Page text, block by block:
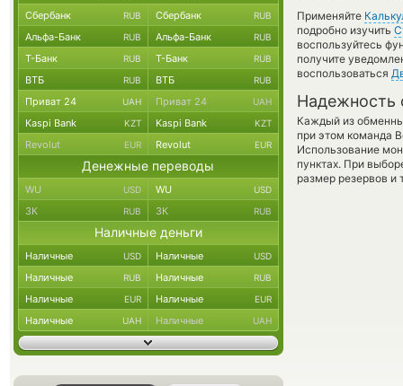
Применяйте
подробно изучить
воспользуйтесь
получите
воспользоваться
Надежность
Каждый из
при этом команда
Использование
пунктах. При
размер резервов и
Сбербанк RUB Сбербанк RUB
Альфа-Банк RUB Альфа-Банк RUB
Т-Банк RUB Т-Банк RUB
ВТБ RUB ВТБ RUB
Приват 24 UAH Приват 24 UAH
Kaspi Bank KZT Kaspi Bank KZT
Revolut EUR Revolut EUR
Денежные переводы
WU USD WU USD
ЗК RUB ЗК RUB
Наличные деньги
Наличные USD Наличные USD
Наличные RUB Наличные RUB
Наличные EUR Наличные EUR
Наличные UAH Наличные UAH